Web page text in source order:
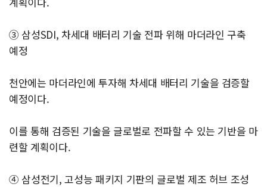
③ 삼성SDI, 차세대 배터리 기술 전파 위해 마더라인 구축
예정
천안에는 마더라인에 투자해 차세대 배터리 기술을 검증할
예정이다.
이를 통해 검증된 기술을 글로벌로 전파할 수 있는 기반을 마
련할 계획이다.
④ 삼성전기, 고성능 패키지 기판의 글로벌 제조 허브 조성